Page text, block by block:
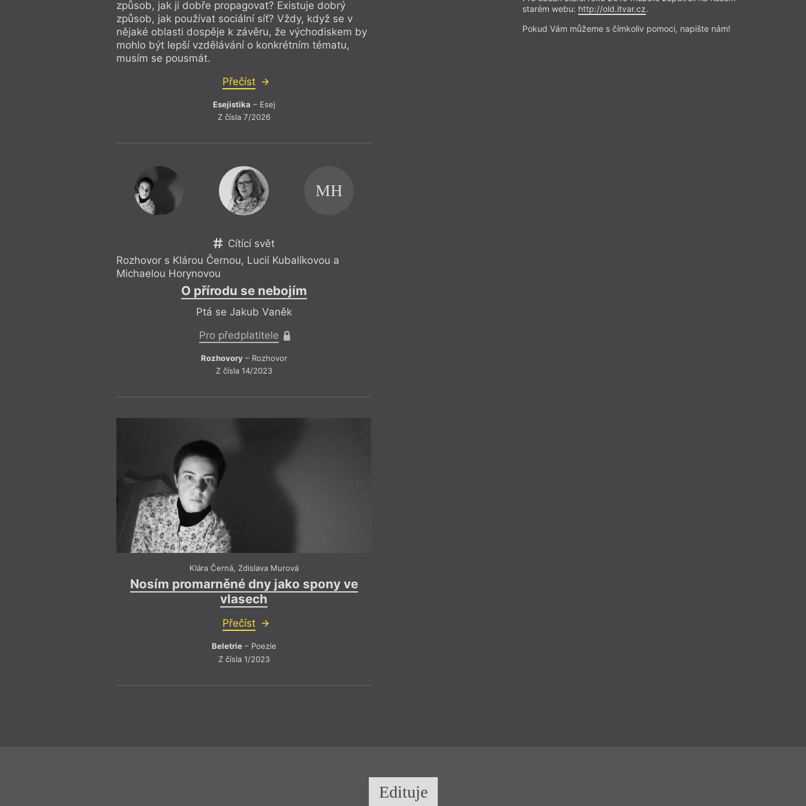
přispěvatelkou na studentské kritické platformě
Klacek
způsob, jak ji dobře propagovat? Existuje dobrý
způsob, jak používat sociální síť? Vždy, když se v
nějaké oblasti dospěje k závěru, že východiskem by
mohlo být lepší vzdělávání o konkrétním tématu,
musím se pousmát.
Přečíst
Esejistika – Esej
Z čísla 7/2026
MH
Cítící svět
Rozhovor s Klárou Černou, Lucií Kubalíkovou a
Michaelou Horynovou
O přírodu se nebojím
Ptá se Jakub Vaněk
Pro předplatitele
Rozhovory– Rozhovor
Z čísla 14/2023
Klára Černá, Zdislava Murová
Nosím promarněné dny jako spony ve
vlasech
Přečíst
Beletrie– Poezie
Z čísla 1/2023
způsob, jak ji dobře propagovat? Existuje dobrý
způsob, jak používat sociální síť? Vždy, když se v
nějaké oblasti dospěje k závěru, že východiskem by
starém webu: http://old.itvar.cz.
Pokud Vám můžeme s čímkoliv pomoci, napište nám!
Edituje